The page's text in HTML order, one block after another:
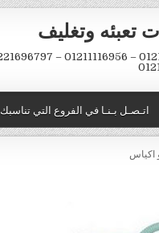
تعبئه وتغليف
اتـصـل بـنـا في الفروع التي تناسبك